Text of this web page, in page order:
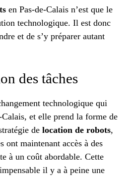
en Pas-de-Calais n’est que le
technologique. Il est donc
et de s’y préparer autant
des tâches
technologique qui
et elle prend la forme de
de location de robots,
ont maintenant accès à des
à un coût abordable. Cette
il y a à peine une